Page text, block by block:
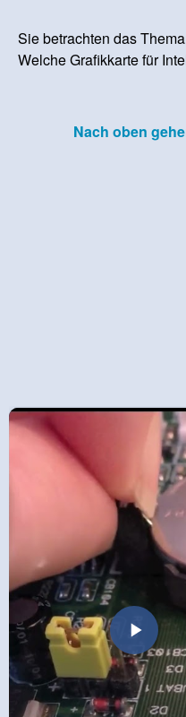
Sie betrachten das
Welche Grafikkarte für
Nach oben